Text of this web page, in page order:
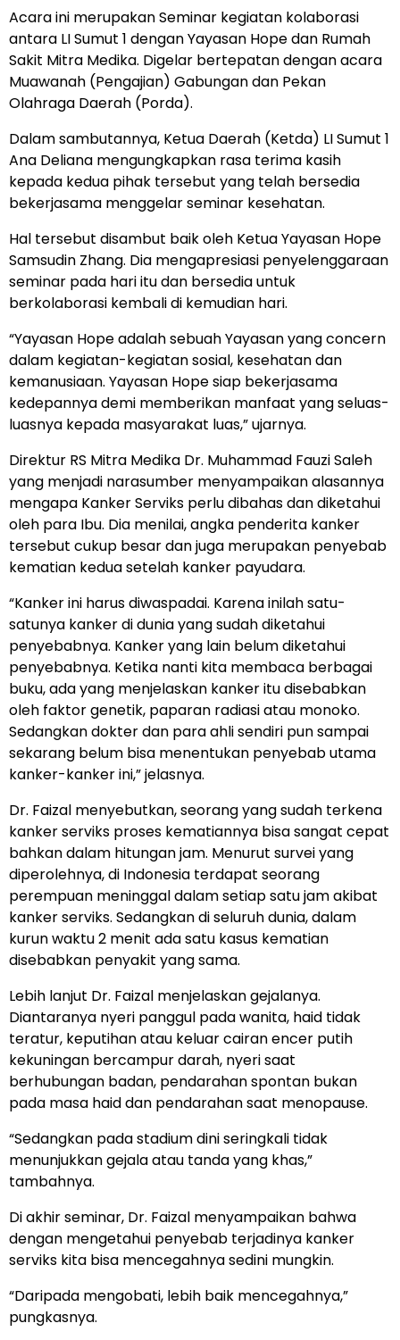
Acara ini merupakan Seminar kegiatan kolaborasi
antara LI Sumut 1 dengan Yayasan Hope dan Rumah
Sakit Mitra Medika. Digelar bertepatan dengan acara
Muawanah (Pengajian) Gabungan dan Pekan
Olahraga Daerah (Porda).
Dalam sambutannya, Ketua Daerah (Ketda) LI Sumut 1
Ana Deliana mengungkapkan rasa terima kasih
kepada kedua pihak tersebut yang telah bersedia
bekerjasama menggelar seminar kesehatan.
Hal tersebut disambut baik oleh Ketua Yayasan Hope
Samsudin Zhang. Dia mengapresiasi penyelenggaraan
seminar pada hari itu dan bersedia untuk
berkolaborasi kembali di kemudian hari.
“Yayasan Hope adalah sebuah Yayasan yang concern
dalam kegiatan-kegiatan sosial, kesehatan dan
kemanusiaan. Yayasan Hope siap bekerjasama
kedepannya demi memberikan manfaat yang seluas-
luasnya kepada masyarakat luas,” ujarnya.
Direktur RS Mitra Medika Dr. Muhammad Fauzi Saleh
yang menjadi narasumber menyampaikan alasannya
mengapa Kanker Serviks perlu dibahas dan diketahui
oleh para Ibu. Dia menilai, angka penderita kanker
tersebut cukup besar dan juga merupakan penyebab
kematian kedua setelah kanker payudara.
“Kanker ini harus diwaspadai. Karena inilah satu-
satunya kanker di dunia yang sudah diketahui
penyebabnya. Kanker yang lain belum diketahui
penyebabnya. Ketika nanti kita membaca berbagai
buku, ada yang menjelaskan kanker itu disebabkan
oleh faktor genetik, paparan radiasi atau monoko.
Sedangkan dokter dan para ahli sendiri pun sampai
sekarang belum bisa menentukan penyebab utama
kanker-kanker ini,” jelasnya.
Dr. Faizal menyebutkan, seorang yang sudah terkena
kanker serviks proses kematiannya bisa sangat cepat
bahkan dalam hitungan jam. Menurut survei yang
diperolehnya, di Indonesia terdapat seorang
perempuan meninggal dalam setiap satu jam akibat
kanker serviks. Sedangkan di seluruh dunia, dalam
kurun waktu 2 menit ada satu kasus kematian
disebabkan penyakit yang sama.
Lebih lanjut Dr. Faizal menjelaskan gejalanya.
Diantaranya nyeri panggul pada wanita, haid tidak
teratur, keputihan atau keluar cairan encer putih
kekuningan bercampur darah, nyeri saat
berhubungan badan, pendarahan spontan bukan
pada masa haid dan pendarahan saat menopause.
“Sedangkan pada stadium dini seringkali tidak
menunjukkan gejala atau tanda yang khas,”
tambahnya.
Di akhir seminar, Dr. Faizal menyampaikan bahwa
dengan mengetahui penyebab terjadinya kanker
serviks kita bisa mencegahnya sedini mungkin.
“Daripada mengobati, lebih baik mencegahnya,”
pungkasnya.